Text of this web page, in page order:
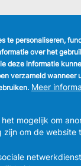
te personaliseren,
over het
deze informatie
verzameld wanneer
Meer
mogelijk om
om de website